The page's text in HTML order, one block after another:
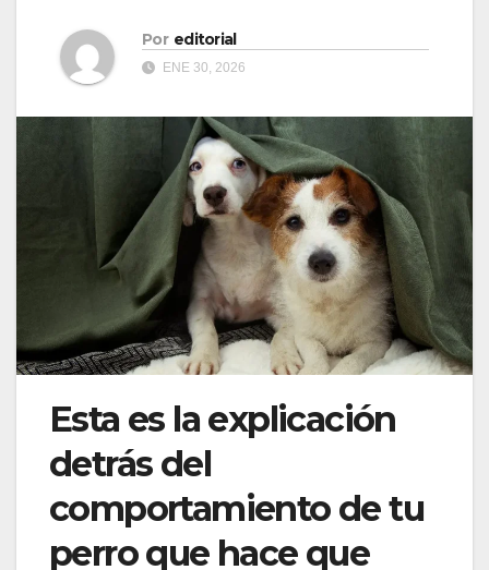
Por editorial
ENE 30, 2026
Esta es la explicación
detrás del
comportamiento de tu
perro que hace que